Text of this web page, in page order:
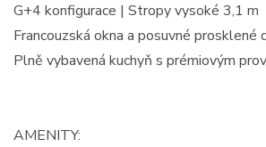
G+4 konfigurace | Stropy vysoké 3,1 m
Francouzská okna a posuvné prosklené
Plně vybavená kuchyň s prémiovým
AMENITY: